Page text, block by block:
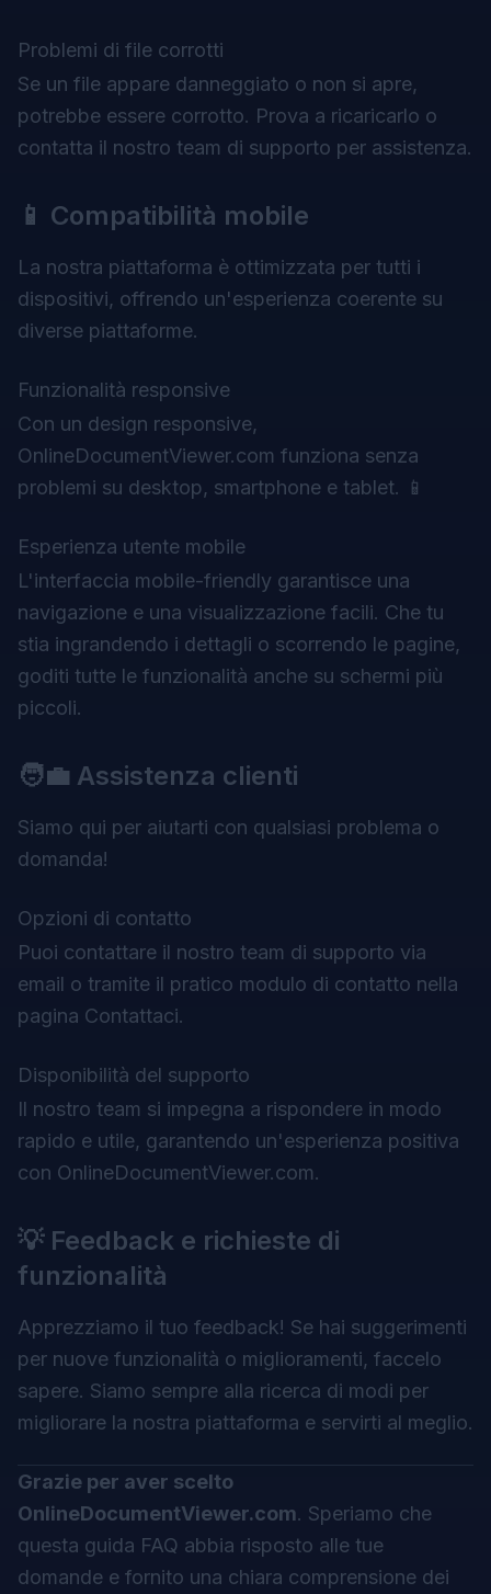
Problemi di file corrotti
Se un file appare danneggiato o non si apre,
potrebbe essere corrotto. Prova a ricaricarlo o
contatta il nostro team di supporto per assistenza.
📱 Compatibilità mobile
La nostra piattaforma è ottimizzata per tutti i
dispositivi, offrendo un'esperienza coerente su
diverse piattaforme.
Funzionalità responsive
Con un design responsive,
OnlineDocumentViewer.com funziona senza
problemi su desktop, smartphone e tablet. 📱
Esperienza utente mobile
L'interfaccia mobile-friendly garantisce una
navigazione e una visualizzazione facili. Che tu
stia ingrandendo i dettagli o scorrendo le pagine,
goditi tutte le funzionalità anche su schermi più
piccoli.
🧑‍💼 Assistenza clienti
Siamo qui per aiutarti con qualsiasi problema o
domanda!
Opzioni di contatto
Puoi contattare il nostro team di supporto via
email o tramite il pratico modulo di contatto nella
pagina Contattaci.
Disponibilità del supporto
Il nostro team si impegna a rispondere in modo
rapido e utile, garantendo un'esperienza positiva
con OnlineDocumentViewer.com.
💡 Feedback e richieste di
funzionalità
Apprezziamo il tuo feedback! Se hai suggerimenti
per nuove funzionalità o miglioramenti, faccelo
sapere. Siamo sempre alla ricerca di modi per
migliorare la nostra piattaforma e servirti al meglio.
Grazie per aver scelto
OnlineDocumentViewer.com. Speriamo che
questa guida FAQ abbia risposto alle tue
domande e fornito una chiara comprensione dei